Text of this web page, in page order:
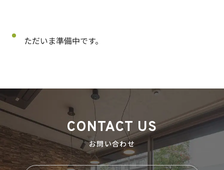
ただいま準備中です。
CONTACT US
お問い合わせ